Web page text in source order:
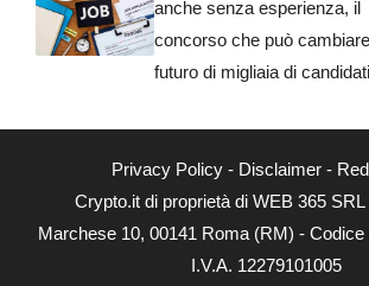
anche senza esperienza, il
concorso che può
futuro di migliaia di candidati
Privacy Policy - Disclaimer -
Crypto.it di proprietà di WEB 365
Marchese 10, 00141 Roma (RM) -
I.V.A. 12279101005